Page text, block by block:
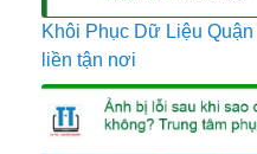
Khôi Phục Dữ Liệu
liền tận nơi